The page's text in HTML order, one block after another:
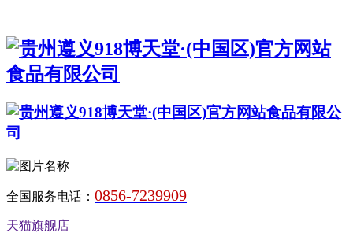
全国服务电话： 0856-7239909
天猫旗舰店